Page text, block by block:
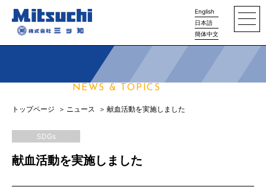
English
日本語
簡体中文
NEWS & TOPICS
トップページ ニュース 献血活動を実施しました
SDGs
献血活動を実施しました